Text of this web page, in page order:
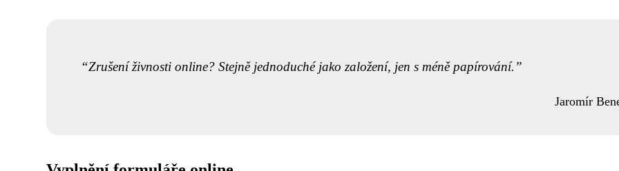
Zrušení živnosti online? Stejně jednoduché jako založení, jen s méně papírování.
Jaromír